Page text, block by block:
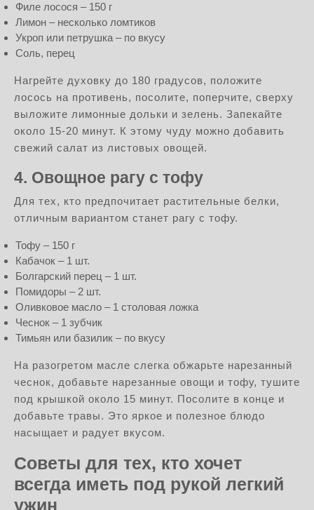
Филе лосося – 150 г
Лимон – несколько ломтиков
Укроп или петрушка – по вкусу
Соль, перец
Нагрейте духовку до 180 градусов, положите
лосось на противень, посолите, поперчите, сверху
выложите лимонные дольки и зелень. Запекайте
около 15-20 минут. К этому чуду можно добавить
свежий салат из листовых овощей.
4. Овощное рагу с тофу
Для тех, кто предпочитает растительные белки,
отличным вариантом станет рагу с тофу.
Тофу – 150 г
Кабачок – 1 шт.
Болгарский перец – 1 шт.
Помидоры – 2 шт.
Оливковое масло – 1 столовая ложка
Чеснок – 1 зубчик
Тимьян или базилик – по вкусу
На разогретом масле слегка обжарьте нарезанный
чеснок, добавьте нарезанные овощи и тофу, тушите
под крышкой около 15 минут. Посолите в конце и
добавьте травы. Это яркое и полезное блюдо
насыщает и радует вкусом.
Советы для тех, кто хочет
всегда иметь под рукой легкий
ужин